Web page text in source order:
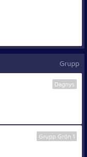
Grupp
Dagnys
Grupp Grön 1